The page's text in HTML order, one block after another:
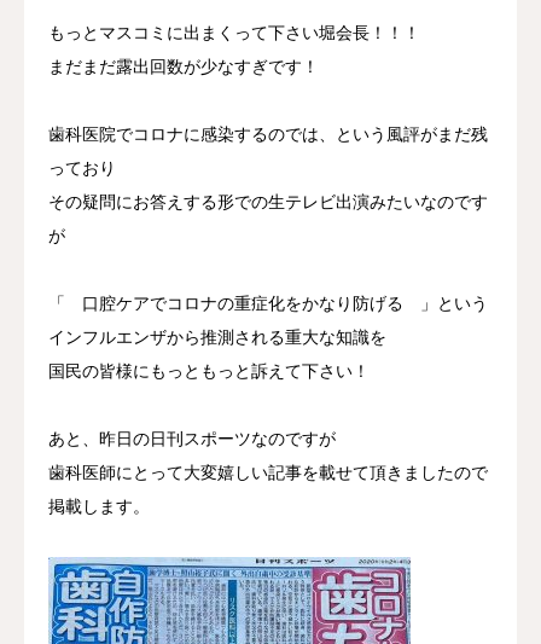
もっとマスコミに出まくって下さい堀会長！！！
まだまだ露出回数が少なすぎです！
歯科医院でコロナに感染するのでは、という風評がまだ残
っており
その疑問にお答えする形での生テレビ出演みたいなのです
が
「 口腔ケアでコロナの重症化をかなり防げる 」という
インフルエンザから推測される重大な知識を
国民の皆様にもっともっと訴えて下さい！
あと、昨日の日刊スポーツなのですが
歯科医師にとって大変嬉しい記事を載せて頂きましたので
掲載します。